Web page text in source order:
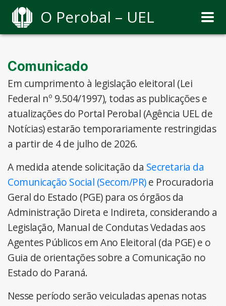
O Perobal – UEL
Comunicado
Em cumprimento à legislação eleitoral (Lei
Federal nº 9.504/1997), todas as publicações e
atualizações do Portal Perobal (Agência UEL de
Notícias) estarão temporariamente restringidas
a partir de 4 de julho de 2026.
A medida atende solicitação da Secretaria da
Comunicação Social (Secom/PR)e Procuradoria
Geral do Estado (PGE) para os órgãos da
Administração Direta e Indireta, considerando a
Legislação, Manual de Condutas Vedadas aos
Agentes Públicos em Ano Eleitoral (da PGE) e o
Guia de orientações sobre a Comunicação no
Estado do Paraná.
Nesse período serão veiculadas apenas notas